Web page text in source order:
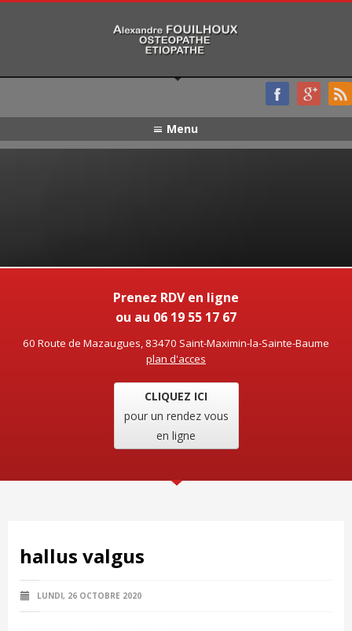
Menu
Prenez RDV en ligne
ou au 06 19 55 17 67
60 Route de Mazaugues, 83470 Saint-Maximin-la-Sainte-Baume
plan d'acces
CLIQUEZ ICI
pour un rendez vous
en ligne
hallus valgus
LUNDI, 26 OCTOBRE 2020